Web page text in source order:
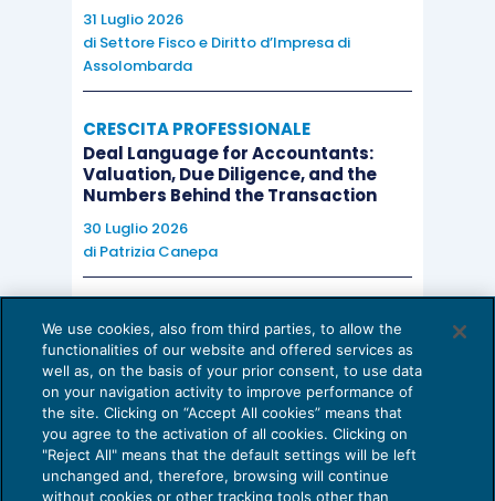
31 Luglio 2026
di Settore Fisco e Diritto d’Impresa di
Assolombarda
CRESCITA PROFESSIONALE
Deal Language for Accountants:
Valuation, Due Diligence, and the
Numbers Behind the Transaction
30 Luglio 2026
di Patrizia Canepa
EU AI Act e studi professionali: le
scadenze concrete
27 Luglio 2026
di Diego BarberieStefano Dovier
We use cookies, also from third parties, to allow the
functionalities of our website and offered services as
well as, on the basis of your prior consent, to use data
on your navigation activity to improve performance of
the site. Clicking on “Accept All cookies” means that
you agree to the activation of all cookies. Clicking on
"Reject All" means that the default settings will be left
unchanged and, therefore, browsing will continue
without cookies or other tracking tools other than